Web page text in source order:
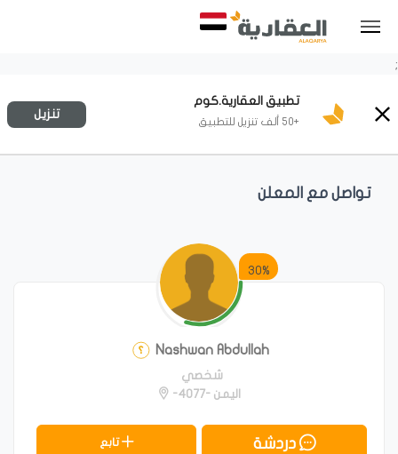
;
تطبيق العقارية.كوم
+50 ألف تنزيل للتطبيق
تنزيل
تواصل مع المعلن
30%
Nashwan Abdullah
شخصي
اليمن -4077-
دردشة تابع